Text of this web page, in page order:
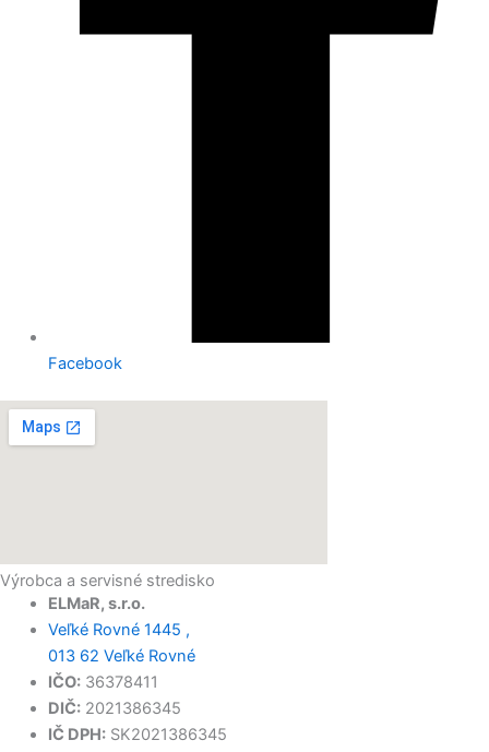
Facebook
Výrobca a servisné stredisko
ELMaR, s.r.o.
Veľké Rovné 1445 ,
013 62 Veľké Rovné
IČO:36378411
DIČ:2021386345
IČ DPH:SK2021386345